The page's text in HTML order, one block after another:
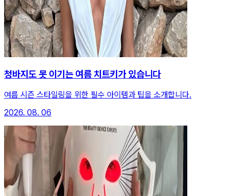
청바지도 못 이기는 여름 치트키가 있습니다
여름 시즌 스타일링을 위한 필수 아이템과 팁을 소개합니다.
2026. 08. 06